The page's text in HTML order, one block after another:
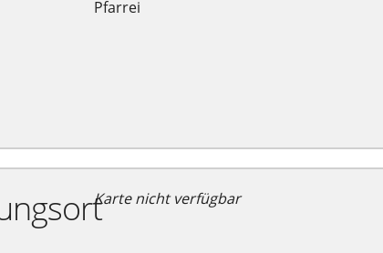
Pfarrei
Karte nicht verfügbar